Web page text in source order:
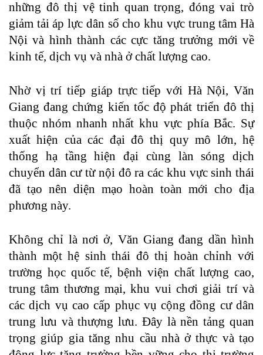
những đô thị vệ tinh quan trọng, đóng vai trò
giảm tải áp lực dân số cho khu vực trung tâm Hà
Nội và hình thành các cực tăng trưởng mới về
kinh tế, dịch vụ và nhà ở chất lượng cao.
Nhờ vị trí tiếp giáp trực tiếp với Hà Nội, Văn
Giang đang chứng kiến tốc độ phát triển đô thị
thuộc nhóm nhanh nhất khu vực phía Bắc. Sự
xuất hiện của các đại đô thị quy mô lớn, hệ
thống hạ tầng hiện đại cùng làn sóng dịch
chuyển dân cư từ nội đô ra các khu vực sinh thái
đã tạo nên diện mạo hoàn toàn mới cho địa
phương này.
Không chỉ là nơi ở, Văn Giang đang dần hình
thành một hệ sinh thái đô thị hoàn chỉnh với
trường học quốc tế, bệnh viện chất lượng cao,
trung tâm thương mại, khu vui chơi giải trí và
các dịch vụ cao cấp phục vụ cộng đồng cư dân
trung lưu và thượng lưu. Đây là nền tảng quan
trọng giúp gia tăng nhu cầu nhà ở thực và tạo